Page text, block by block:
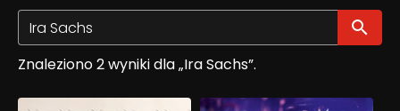
Znaleziono 2 wyniki dla „Ira Sachs”.